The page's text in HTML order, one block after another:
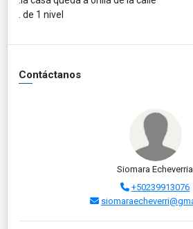
. de 1 nivel
Contáctanos
Siomara Echeverria
+50239913076